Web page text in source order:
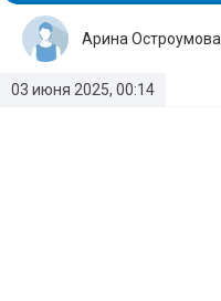
03 июня 2025, 00:14
Арина Остроумова